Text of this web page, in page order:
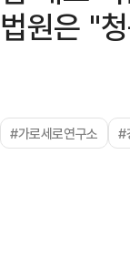
법원은 "
#가로세로연구소 #